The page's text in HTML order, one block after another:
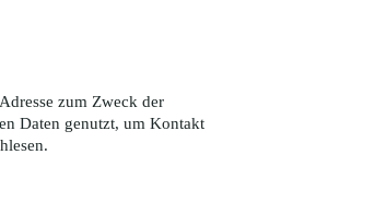
zum Zweck der
Daten genutzt, um Kontakt